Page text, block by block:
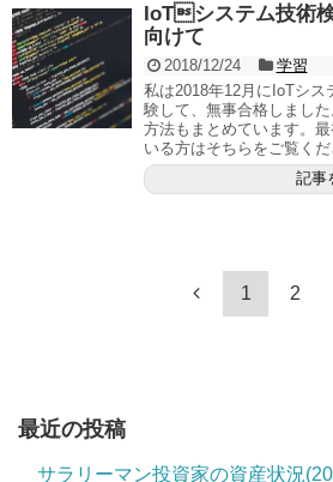
IoTシステム技術
向けて
2018/12/24
学習
私は2018年12月にIoTシ
験して、無事合格しました
方法もまとめています。
いる方はそちらをご覧くだ
記事
1 2
最近の投稿
サラリーマン投資家の資産状況